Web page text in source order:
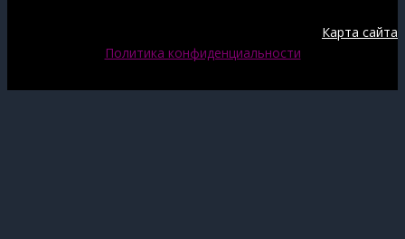
Карта сайта
Политика конфиденциальности